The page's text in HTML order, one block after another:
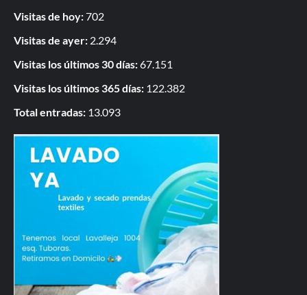
Visitas de hoy:702
Visitas de ayer: 2.294
Visitas los últimos 30 días:67.151
Visitas los últimos 365 días: 122.382
Total entradas: 13.093